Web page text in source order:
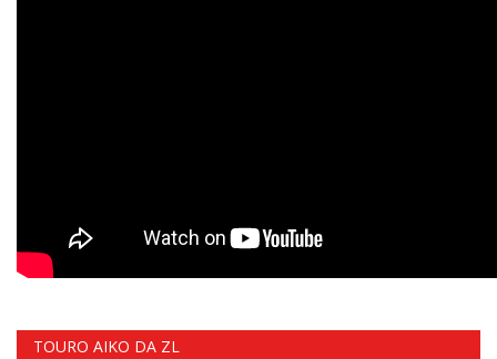
TOURO AIKO DA ZL